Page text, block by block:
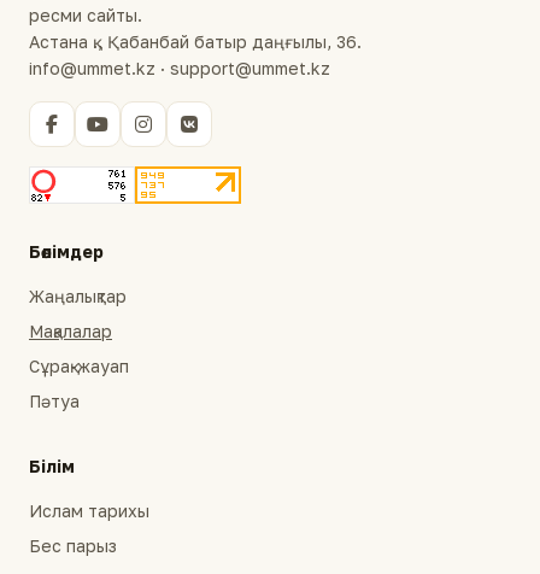
ресми сайты.
Астана қ., Қабанбай батыр даңғылы, 36.
info@ummet.kz · support@ummet.kz
Бөлімдер
Жаңалықтар
Мақалалар
Сұрақ-жауап
Пәтуа
Білім
Ислам тарихы
Бес парыз